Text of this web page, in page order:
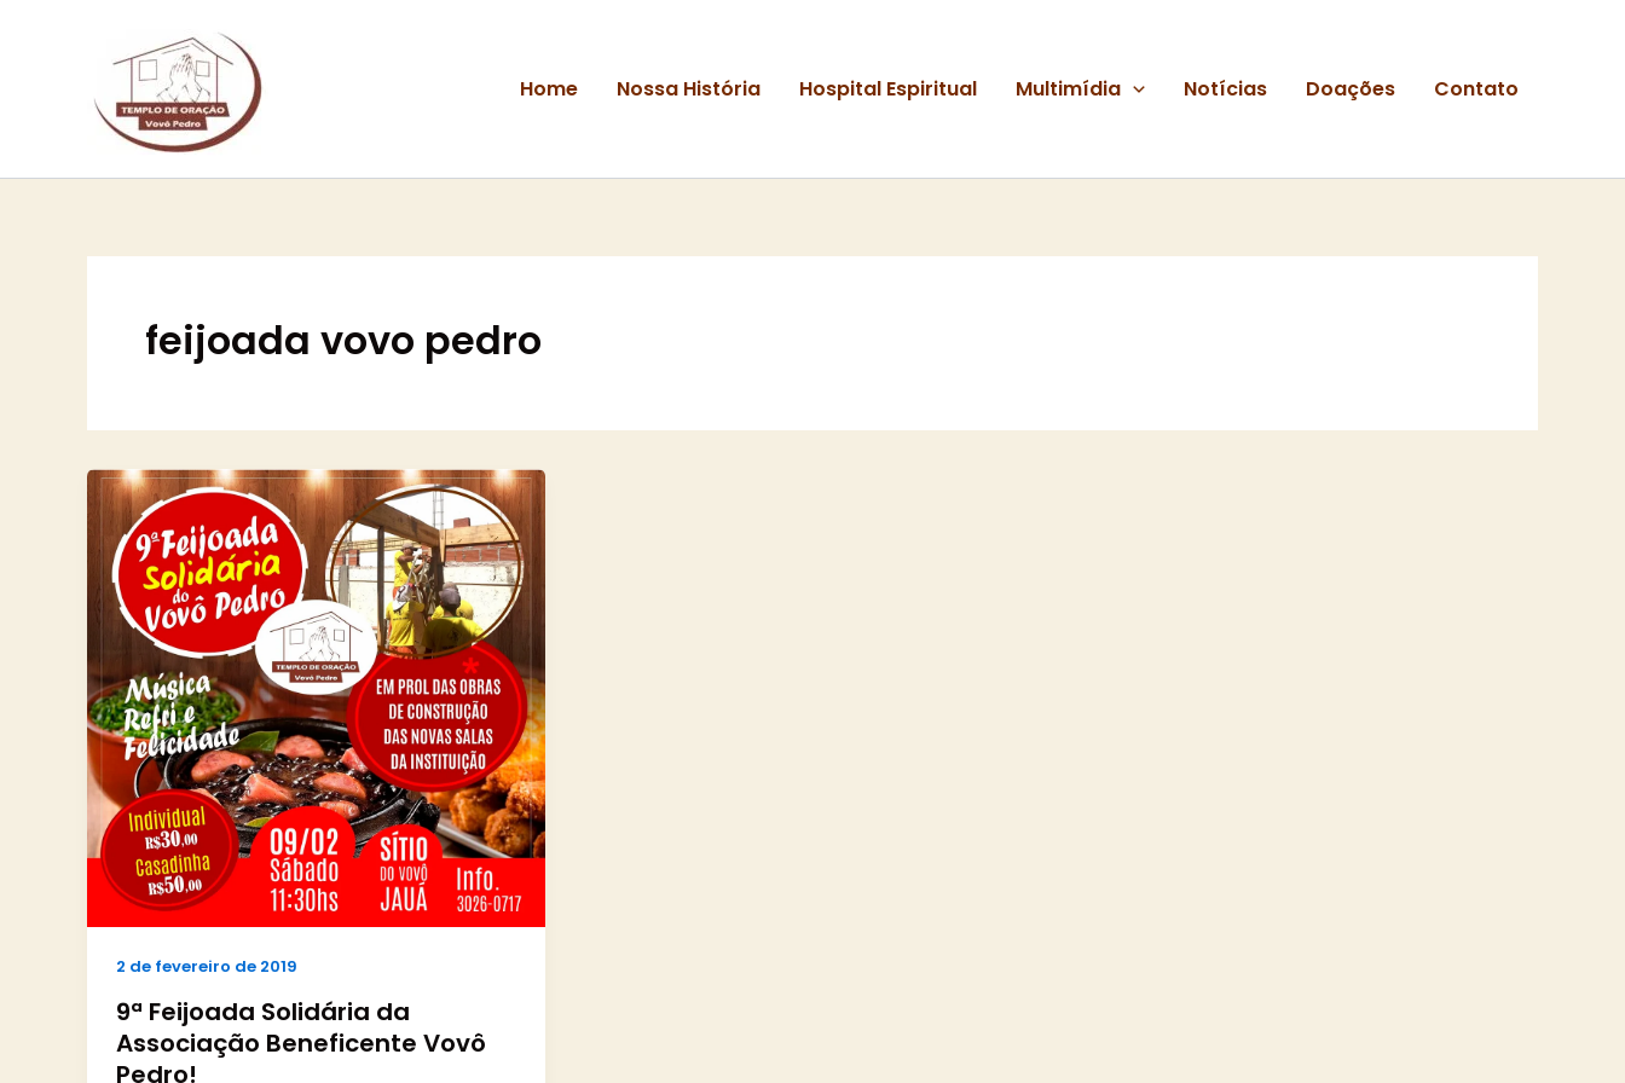
Home Nossa História Hospital Espiritual Multimídia Notícias Doações Contato
feijoada vovo pedro
2 de fevereiro de 2019
9ª Feijoada Solidária da
Associação Beneficente Vovô
Pedro!